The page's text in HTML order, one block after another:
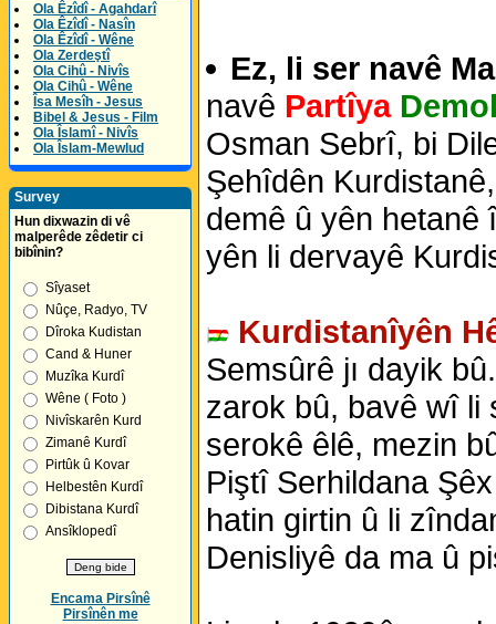
Ola Êzîdî - Agahdarî
Ola Êzîdî - Nasîn
Ola Êzîdî - Wêne
Ola Zerdeştî
Ola Cihû - Nivîs
Ola Cihû - Wêne
Îsa Mesîh - Jesus
Bibel & Jesus - Film
Ola Îslamî - Nivîs
Ola Îslam-Mewlud
Survey
Hun dixwazin di vê
malperêde zêdetir ci
bibînin?
Sîyaset
Nûçe, Radyo, TV
Dîroka Kudistan
Cand & Huner
Muzîka Kurdî
Wêne ( Foto )
Nivîskarên Kurd
Zimanê Kurdî
Pirtûk û Kovar
Helbestên Kurdî
Dibistana Kurdî
Ansîklopedî
Encama Pirsînê
Pirsînên me
Ez, li ser navê
navê Partîya
Osman Sebrî, bi
Şehîdên
demê û yên hetanê
yên li dervayê
Kurdistanîyên
Semsûrê jı dayik
zarok bû, bavê wî li
serokê êlê, mezin
Piştî Serhildana
hatin girtin û li
Denisliyê da ma û